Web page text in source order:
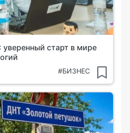
старт в мире
#БИЗНЕС